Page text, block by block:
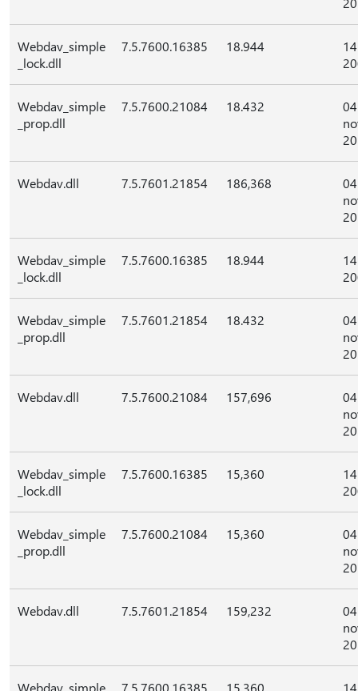
Webdav_simple
_lock.dll
7.5.7600.16385 18.944
Webdav_simple
_prop.dll
7.5.7600.21084 18.432
Webdav.dll 7.5.7601.21854 186,368
Webdav_simple
_lock.dll
7.5.7600.16385 18.944
Webdav_simple
_prop.dll
7.5.7601.21854 18.432
Webdav.dll 7.5.7600.21084 157,696
Webdav_simple
_lock.dll
7.5.7600.16385 15,360
Webdav_simple
_prop.dll
7.5.7600.21084 15,360
Webdav.dll 7.5.7601.21854 159,232
Webdav_simple
7.5.7600.16385 15,360